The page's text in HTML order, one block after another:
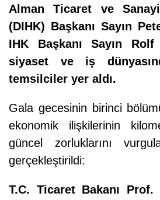
Alman Ticaret ve
(DIHK) Başkanı Sayın
IHK Başkanı Sayın
siyaset ve iş
temsilciler yer aldı.
Gala gecesinin birinci
ekonomik ilişkilerinin
güncel zorluklarını
gerçekleştirildi:
T.C. Ticaret Bakanı